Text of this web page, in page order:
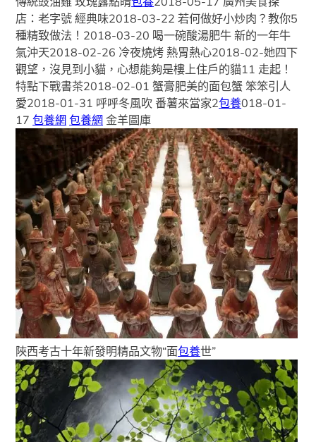
店：老字號 經典味2018-03-22 若何做好小炒肉？教你5
種精致做法！2018-03-20 喝一碗酸湯肥牛 新的一年牛
氣沖天2018-02-26 冷夜燒烤 熱胃熱心2018-02-她四下
觀望，沒見到小貓，心想能夠是樓上住戶的貓11 走起！
特點下戰書茶2018-02-01 蟹膏肥美的面包蟹 笨笨引人
愛2018-01-31 呼呼冬風吹 番薯來當家2包養018-01-
17包養網 包養網 金羊圖庫
陜西考古十年新發明精品文物“面包養世”